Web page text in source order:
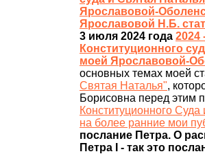
Ярославовой-
Ярославовой Н.Б.
3 июля 2024 года 2024
Конституционного
моей Ярославовой-
основных темах моей
Святая Наталья",
Борисовна перед этим
Конституционного
на более ранние мои
послание Петра. О
Петра I - так это